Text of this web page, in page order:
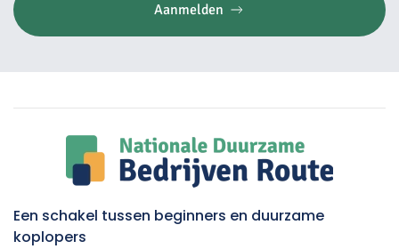
Aanmelden
Een schakel tussen beginners en duurzame
koplopers